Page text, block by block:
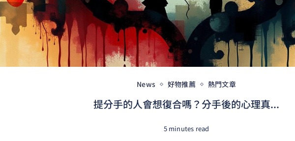
News 好物推薦 熱門文章
提分手的人會想復合嗎？分手後的心理真...
5 minutes read